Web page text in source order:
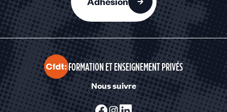
FORMATION ET ENSEIGNEMENT PRIVÉS
Nous suivre